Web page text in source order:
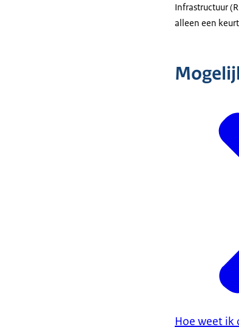
Infrastructuur
alleen een
Hoe weet ik